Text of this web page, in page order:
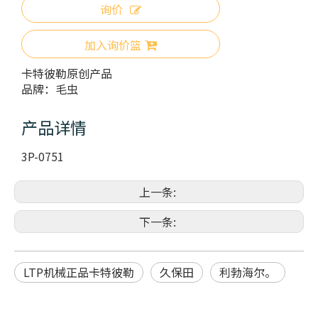
询价
加入询价篮
卡特彼勒原创产品
品牌： 毛虫
产品详情
3P-0751
上一条:
下一条:
LTP机械正品卡特彼勒 久保田 利勃海尔。